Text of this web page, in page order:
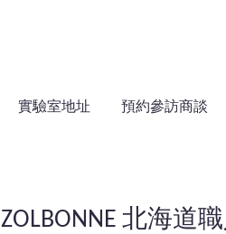
實驗室地址 預約參訪商談
ZOLBONNE 北海道